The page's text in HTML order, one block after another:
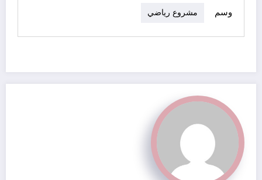
وسم مشروع رياضي